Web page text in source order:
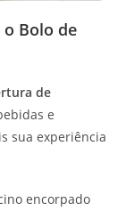
Bolo de
de
e
sua experiência
encorpado